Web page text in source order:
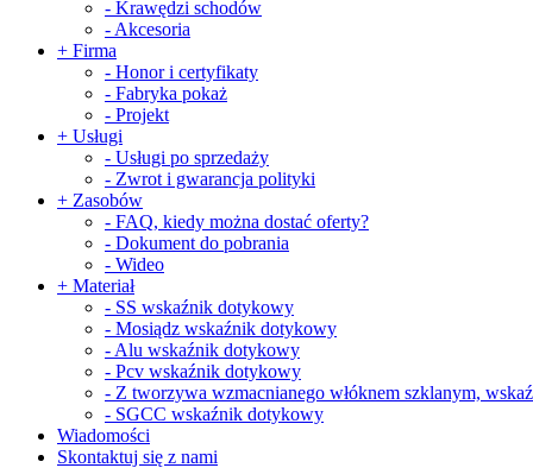
- Krawędzi schodów
- Akcesoria
+ Firma
- Honor i certyfikaty
- Fabryka pokaż
- Projekt
+ Usługi
- Usługi po sprzedaży
- Zwrot i gwarancja polityki
+ Zasobów
- FAQ, kiedy można dostać oferty?
- Dokument do pobrania
- Wideo
+ Materiał
- SS wskaźnik dotykowy
- Mosiądz wskaźnik dotykowy
- Alu wskaźnik dotykowy
- Pcv wskaźnik dotykowy
- Z tworzywa wzmacnianego włóknem szklanym,
- SGCC wskaźnik dotykowy
Wiadomości
Skontaktuj się z nami